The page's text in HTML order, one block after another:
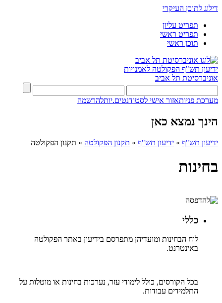
דילוג לתוכן העיקרי
תפריט עליון
תפריט ראשי
תוכן ראשי
ידיעון תש"ף הפקולטה לאמנויות
אוניברסיטת תל אביב
מערכת פניותאזור אישי לסטודנטים.יותלהרשמה
הינך נמצא כאן
ידיעון תש"ף » ידיעון תש"ף » תקנון הפקולטה » תקנון הפקולטה
בחינות
כללי
לוח הבחינות ומועדיהן מתפרסם בידיעון באתר הפקולטה
באינטרנט.
בכל הקורסים, כולל לימודי עזר, נערכות בחינות או מוטלות על
התלמידים עבודות.